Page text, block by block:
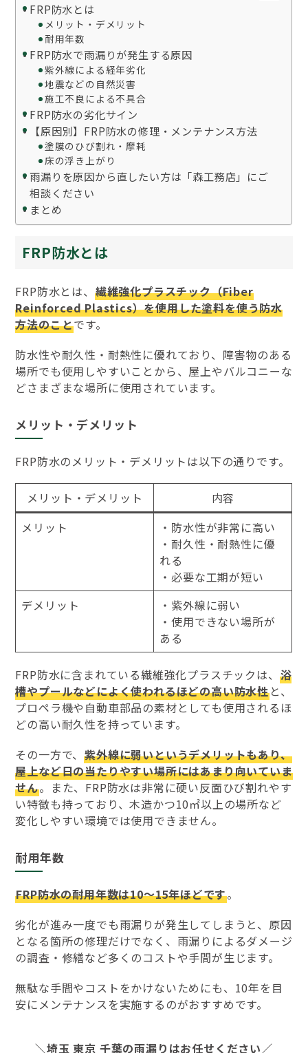
FRP防水とは
メリット・デメリット
耐用年数
FRP防水で雨漏りが発生する原因
紫外線による経年劣化
地震などの自然災害
施工不良による不具合
FRP防水の劣化サイン
【原因別】FRP防水の修理・メンテナンス方法
塗膜のひび割れ・摩耗
床の浮き上がり
雨漏りを原因から直したい方は「森工務店」にご
相談ください
まとめ
FRP防水とは
FRP防水とは、 繊維強化プラスチック（Fiber
Reinforced Plastics）を使用した塗料を使う防水
方法のことです。
防水性や耐久性・耐熱性に優れており、障害物のある
場所でも使用しやすいことから、屋上やバルコニーな
どさまざまな場所に使用されています。
メリット・デメリット
FRP防水のメリット・デメリットは以下の通りです。
メリット・デメリット
内容
メリット
・防水性が非常に高い
・耐久性・耐熱性に優
れる
・必要な工期が短い
デメリット
・紫外線に弱い
・使用できない場所が
ある
FRP防水に含まれている繊維強化プラスチックは、 浴
槽やプールなどによく使われるほどの高い防水性と、
プロペラ機や自動車部品の素材としても使用されるほ
どの高い耐久性を持っています。
その一方で、紫外線に弱いというデメリットもあり、
屋上など日の当たりやすい場所にはあまり向いていま
せん。また、FRP防水は非常に硬い反面ひび割れやす
い特徴も持っており、木造かつ10㎡以上の場所など
変化しやすい環境では使用できません。
耐用年数
FRP防水の耐用年数は10～15年ほどです。
劣化が進み一度でも雨漏りが発生してしまうと、原因
となる箇所の修理だけでなく、雨漏りによるダメージ
の調査・修繕など多くのコストや手間が生じます。
無駄な手間やコストをかけないためにも、10年を目
安にメンテナンスを実施するのがおすすめです。
＼埼玉 東京 千葉の雨漏りはお任せください／